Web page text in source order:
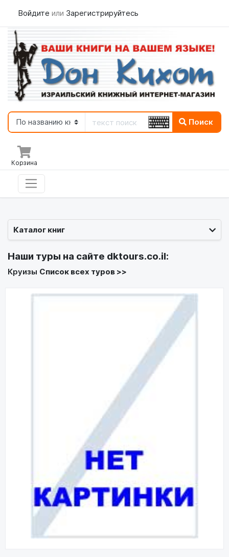
Войдите или Зарегистрируйтесь
Поиск
Корзина
Каталог книг
Наши туры на сайте dktours.co.il:
Круизы Список всех туров >>